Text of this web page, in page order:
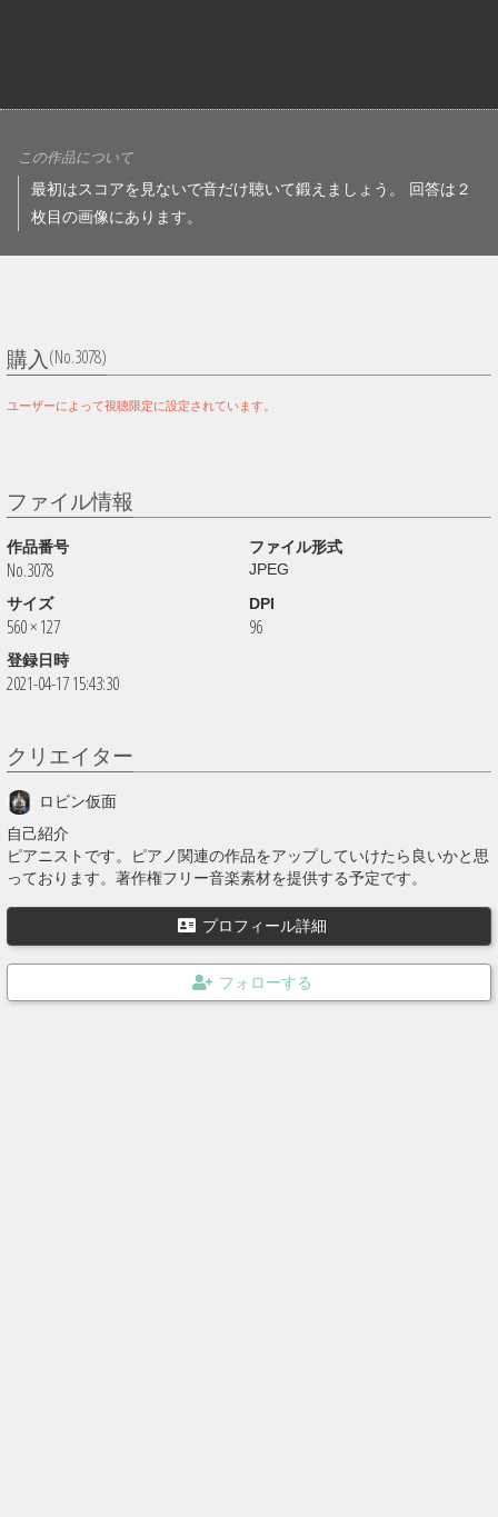
この作品について
最初はスコアを見ないで音だけ聴いて鍛えましょう。 回答は２
枚目の画像にあります。
購入 (No.3078)
ユーザーによって視聴限定に設定されています。
ファイル情報
作品番号
No.3078
ファイル形式
JPEG
サイズ
560 × 127
DPI
96
登録日時
2021-04-17 15:43:30
クリエイター
ロビン仮面
自己紹介
ピアニストです。ピアノ関連の作品をアップしていけたら良いかと思
っております。著作権フリー音楽素材を提供する予定です。
プロフィール詳細